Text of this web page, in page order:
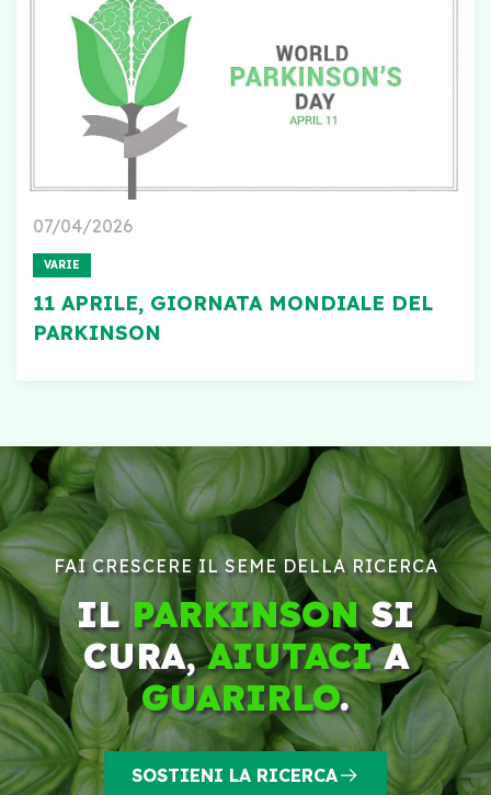
07/04/2026
VARIE
11 APRILE, GIORNATA MONDIALE DEL
PARKINSON
FAI CRESCERE IL SEME DELLA RICERCA
ILPARKINSONSI
CURA,AIUTACIA
GUARIRLO.
SOSTIENI LA RICERCA